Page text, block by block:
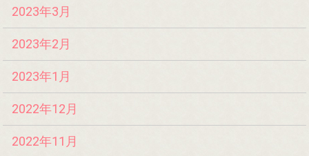
2023年3月
2023年2月
2023年1月
2022年12月
2022年11月